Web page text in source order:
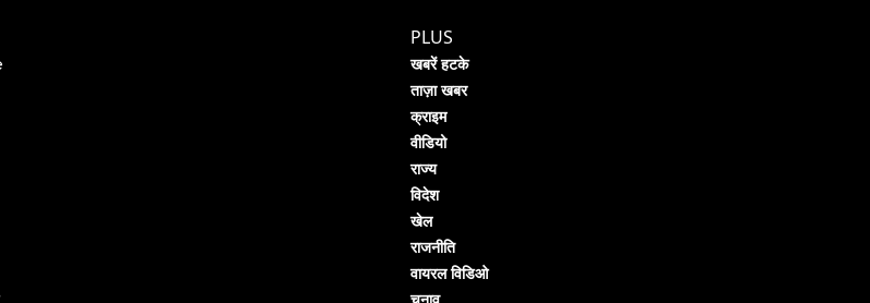
PLUS
खबरें हटके
ताज़ा खबर
क्राइम
वीडियो
राज्य
विदेश
खेल
राजनीति
वायरल विडिओ